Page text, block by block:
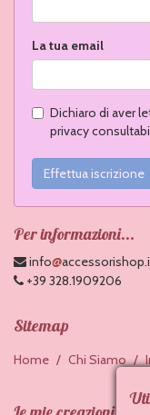
La tua email
Dichiaro di aver
privacy
Effettua iscrizione
Per informazioni...
info@
+39 328.1909206
Sitemap
Home Chi Siamo